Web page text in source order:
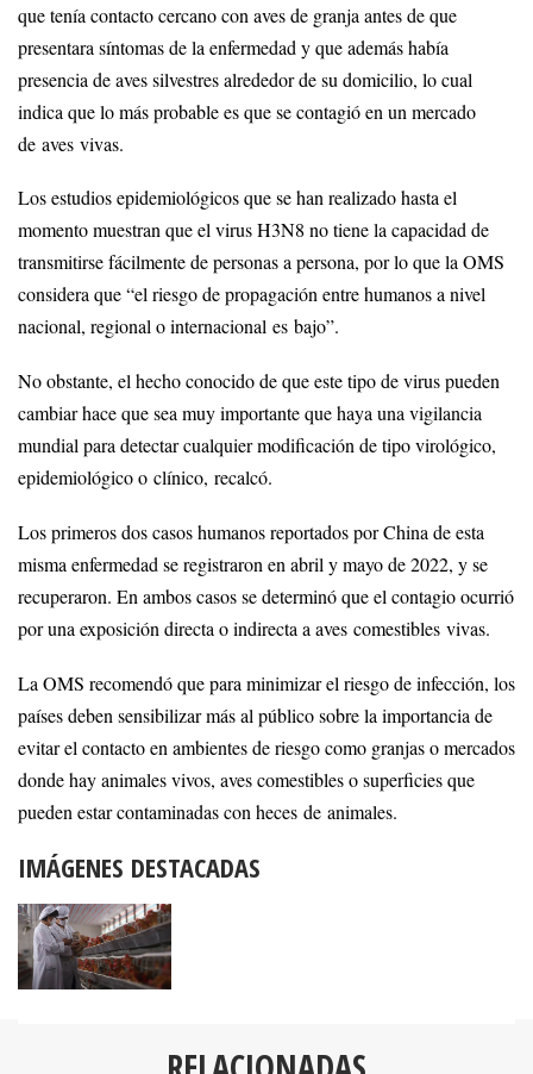
que tenía contacto cercano con aves de granja antes de que
presentara síntomas de la enfermedad y que además había
presencia de aves silvestres alrededor de su domicilio, lo cual
indica que lo más probable es que se contagió en un mercado
de aves vivas.
Los estudios epidemiológicos que se han realizado hasta el
momento muestran que el virus H3N8 no tiene la capacidad de
transmitirse fácilmente de personas a persona, por lo que la OMS
considera que “el riesgo de propagación entre humanos a nivel
nacional, regional o internacional es bajo”.
No obstante, el hecho conocido de que este tipo de virus pueden
cambiar hace que sea muy importante que haya una vigilancia
mundial para detectar cualquier modificación de tipo virológico,
epidemiológico o clínico, recalcó.
Los primeros dos casos humanos reportados por China de esta
misma enfermedad se registraron en abril y mayo de 2022, y se
recuperaron. En ambos casos se determinó que el contagio ocurrió
por una exposición directa o indirecta a aves comestibles vivas.
La OMS recomendó que para minimizar el riesgo de infección, los
países deben sensibilizar más al público sobre la importancia de
evitar el contacto en ambientes de riesgo como granjas o mercados
donde hay animales vivos, aves comestibles o superficies que
pueden estar contaminadas con heces de animales.
IMÁGENES DESTACADAS